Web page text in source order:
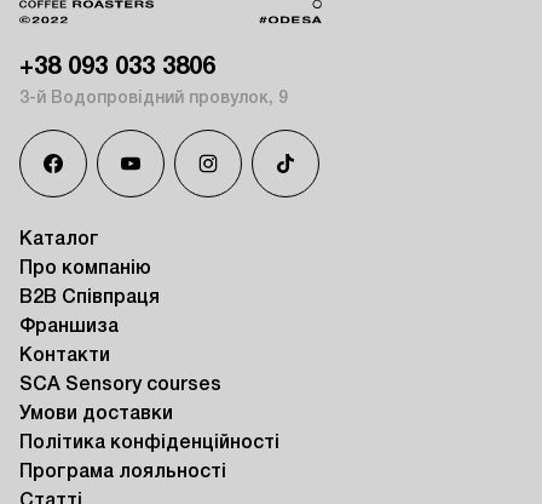
+38 093 033 3806
3-й Водопровідний провулок, 9
Каталог
Про компанію
B2B Співпраця
Франшиза
Контакти
SCA Sensory courses
Умови доставки
Політика конфіденційності
Програма лояльності